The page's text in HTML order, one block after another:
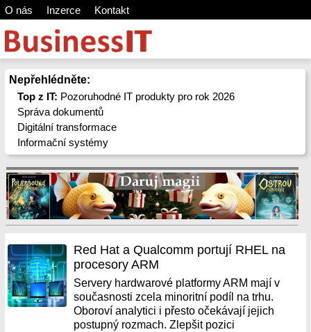
O nás Inzerce Kontakt
Nepřehlédněte:
Top z IT: Pozoruhodné IT produkty pro rok 2026
Správa dokumentů
Digitální transformace
Informační systémy
Red Hat a Qualcomm portují RHEL na
procesory ARM
Servery hardwarové platformy ARM mají v
současnosti zcela minoritní podíl na trhu.
Oboroví analytici i přesto očekávají jejich
postupný rozmach. Zlepšit pozici